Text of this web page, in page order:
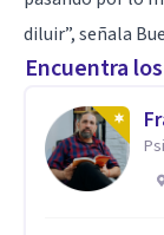
diluir”, señala
Encuentra